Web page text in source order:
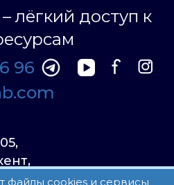
лёгкий доступ к
96
файлы cookies и сервисы